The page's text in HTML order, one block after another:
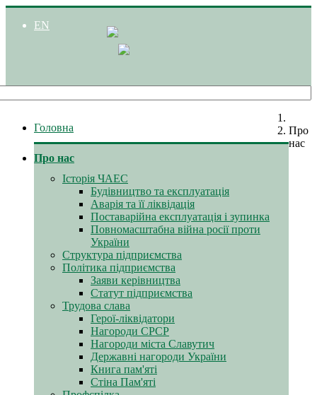
EN
Головна
Про нас
Історія ЧАЕС
Будівництво та експлуатація
Аварія та її ліквідація
Поставарійна експлуатація і зупинка
Повномасштабна війна росії проти
України
Структура підприємства
Політика підприємства
Заяви керівництва
Статут підприємства
Трудова слава
Герої-ліквідатори
Нагороди СРСР
Нагороди міста Славутич
Державні нагороди України
Книга пам'яті
Стіна Пам'яті
Про
нас